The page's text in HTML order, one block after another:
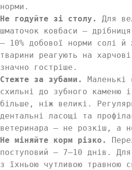
норми.
Не годуйте зі столу.
Для
шматочок ковбаси —
— 10% добової норми солі й
тварини реагують на
значно гостріше.
Стежте за зубами.
Маленькі
схильні до зубного каменю
більше, ніж великі.
дентальні ласощі та
ветеринара — не розкіш, а
Не міняйте корм різко.
поступовий — 7–10 днів.
з їхньою чутливою травною